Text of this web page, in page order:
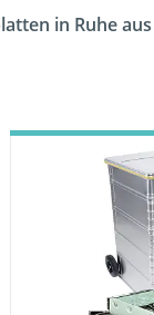
in Ruhe